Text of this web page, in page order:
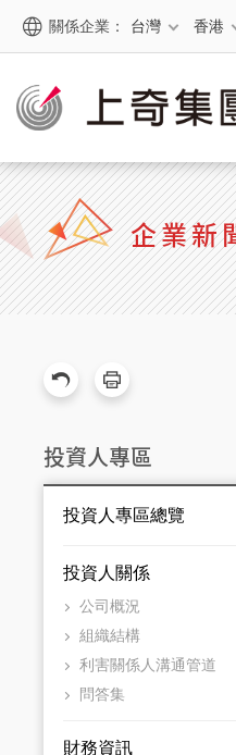
關係企業： 台灣 香港
企業新
投資人專區
投資人專區總覽
投資人關係
公司概況
組織結構
利害關係人溝通管道
問答集
財務資訊